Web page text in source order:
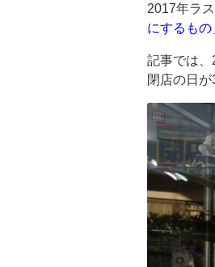
2017年ラ
にするもの
記事では
閉店の日が